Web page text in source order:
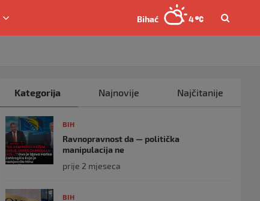
Bihać 4
Kategorija Najnovije Najčitanije
BIH
Ravnopravnost da — politička
manipulacija ne
prije 2 mjeseca
BIH